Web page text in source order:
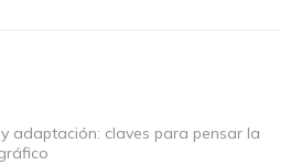
adaptación: claves para pensar la